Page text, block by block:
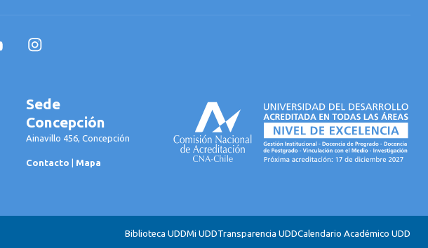
Instagram
Sede
Concepción
Ainavillo 456, Concepción
Contacto | Mapa
Biblioteca UDDMi UDDTransparencia UDDCalendario Académico UDD